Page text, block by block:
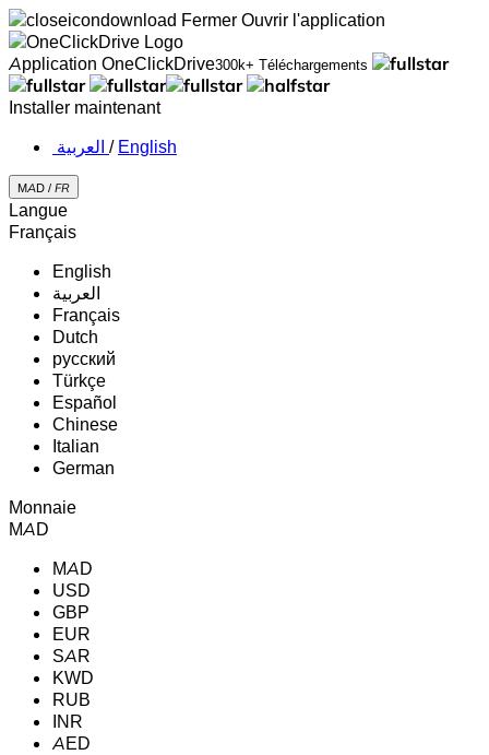
Fermer Ouvrir l'application
Application OneClickDrive300k+ Téléchargements
Installer maintenant
‏العربية ‏ / English
MAD / FR
Langue
Français
English
‏العربية‏
Français
Dutch
русский
Türkçe
Español
Chinese
Italian
German
Monnaie
MAD
MAD
USD
GBP
EUR
SAR
KWD
RUB
INR
AED